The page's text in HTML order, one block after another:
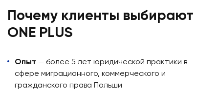
Почему клиенты выбирают
ONE PLUS
Опыт — более 5 лет юридической практики в
сфере миграционного, коммерческого и
гражданского права Польши